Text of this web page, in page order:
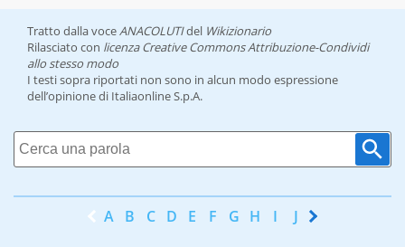
Tratto dalla voceANACOLUTIdel Wikizionario
Rilasciato con licenza Creative Commons Attribuzione-Condividi
allo stesso modo
I testi sopra riportati non sono in alcun modo espressione
dell’opinione di Italiaonline S.p.A.
A B C D E F G H I J K